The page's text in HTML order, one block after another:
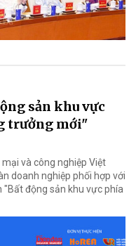
sản khu vực
trưởng mới"
và công nghiệp Việt
doanh nghiệp phối hợp với
"Bất động sản khu vực phía